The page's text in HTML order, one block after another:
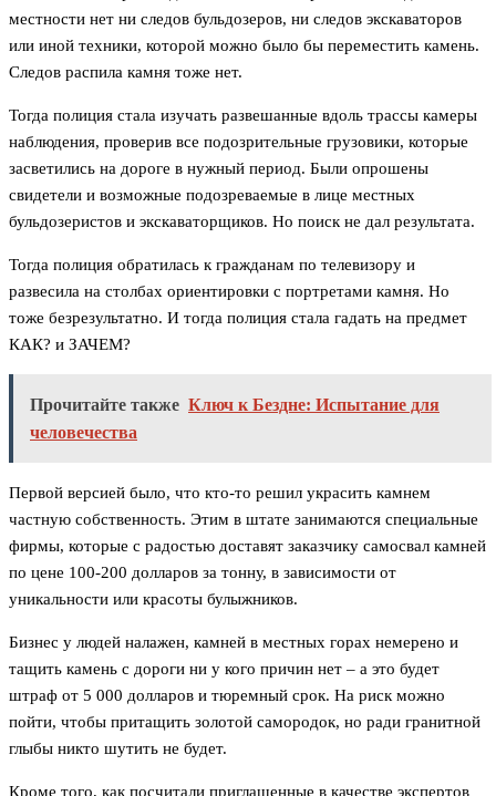
местности нет ни следов бульдозеров, ни следов экскаваторов
или иной техники, которой можно было бы переместить камень.
Следов распила камня тоже нет.
Тогда полиция стала изучать развешанные вдоль трассы камеры
наблюдения, проверив все подозрительные грузовики, которые
засветились на дороге в нужный период. Были опрошены
свидетели и возможные подозреваемые в лице местных
бульдозеристов и экскаваторщиков. Но поиск не дал результата.
Тогда полиция обратилась к гражданам по телевизору и
развесила на столбах ориентировки с портретами камня. Но
тоже безрезультатно. И тогда полиция стала гадать на предмет
КАК? и ЗАЧЕМ?
Прочитайте также Ключ к Бездне: Испытание для
человечества
Первой версией было, что кто-то решил украсить камнем
частную собственность. Этим в штате занимаются специальные
фирмы, которые с радостью доставят заказчику самосвал камней
по цене 100-200 долларов за тонну, в зависимости от
уникальности или красоты булыжников.
Бизнес у людей налажен, камней в местных горах немерено и
тащить камень с дороги ни у кого причин нет – а это будет
штраф от 5 000 долларов и тюремный срок. На риск можно
пойти, чтобы притащить золотой самородок, но ради гранитной
глыбы никто шутить не будет.
Кроме того, как посчитали приглашенные в качестве экспертов